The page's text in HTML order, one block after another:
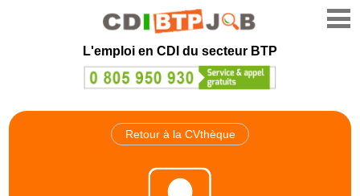
L'emploi en CDI du secteur BTP
Retour à la CVthèque